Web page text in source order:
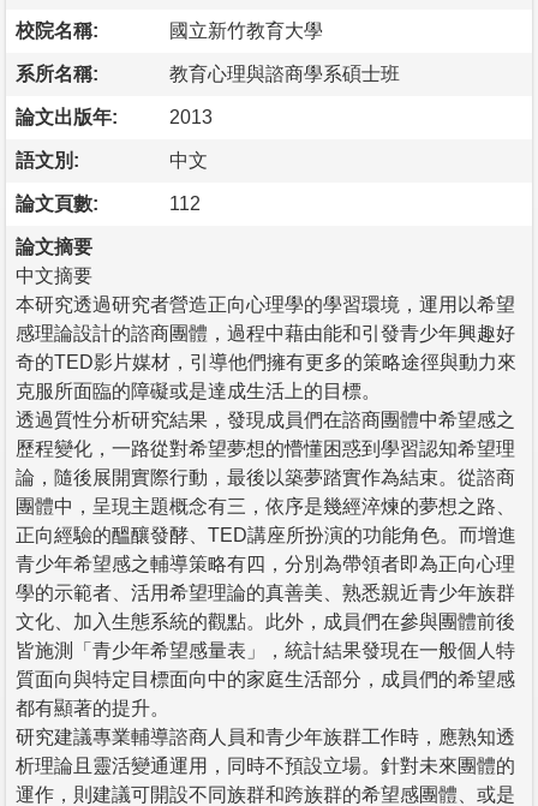
校院名稱: 國立新竹教育大學
系所名稱: 教育心理與諮商學系碩士班
論文出版年: 2013
語文別: 中文
論文頁數: 112
論文摘要
中文摘要
本研究透過研究者營造正向心理學的學習環境，運用以希望
感理論設計的諮商團體，過程中藉由能和引發青少年興趣好
奇的TED影片媒材，引導他們擁有更多的策略途徑與動力來
克服所面臨的障礙或是達成生活上的目標。
透過質性分析研究結果，發現成員們在諮商團體中希望感之
歷程變化，一路從對希望夢想的懵懂困惑到學習認知希望理
論，隨後展開實際行動，最後以築夢踏實作為結束。從諮商
團體中，呈現主題概念有三，依序是幾經淬煉的夢想之路、
正向經驗的醞釀發酵、TED講座所扮演的功能角色。而增進
青少年希望感之輔導策略有四，分別為帶領者即為正向心理
學的示範者、活用希望理論的真善美、熟悉親近青少年族群
文化、加入生態系統的觀點。此外，成員們在參與團體前後
皆施測「青少年希望感量表」，統計結果發現在一般個人特
質面向與特定目標面向中的家庭生活部分，成員們的希望感
都有顯著的提升。
研究建議專業輔導諮商人員和青少年族群工作時，應熟知透
析理論且靈活變通運用，同時不預設立場。針對未來團體的
運作，則建議可開設不同族群和跨族群的希望感團體、或是